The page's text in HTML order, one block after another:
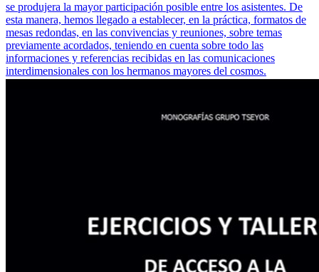
se produjera la mayor participación posible entre los asistentes. De
esta manera, hemos llegado a establecer, en la práctica, formatos de
mesas redondas, en las convivencias y reuniones, sobre temas
previamente acordados, teniendo en cuenta sobre todo las
informaciones y referencias recibidas en las comunicaciones
interdimensionales con los hermanos mayores del cosmos.